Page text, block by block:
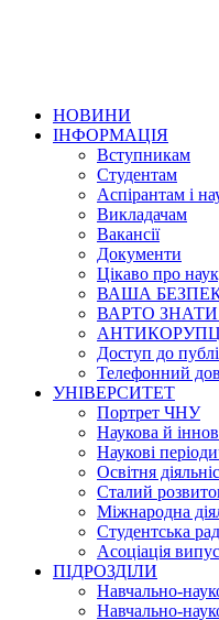
НОВИНИ
ІНФОРМАЦІЯ
Вступникам
Студентам
Аспірантам і
Викладачам
Вакансії
Документи
Цікаво про
ВАША
ВАРТО
Доступ до
Телефонний
УНІВЕРСИТЕТ
Портрет ЧНУ
Наукова й
Наукові
Освітня
Сталий
Міжнародна
Студентська
Асоціація
ПІДРОЗДІЛИ
Навчально-
Навчально-